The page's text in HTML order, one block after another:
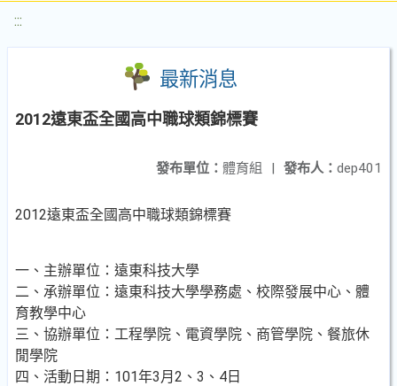
:::
最新消息
2012遠東盃全國高中職球類錦標賽
發布人： dep401
發布單位： 體育組 |
2012遠東盃全國高中職球類錦標賽
一、主辦單位：遠東科技大學
二、承辦單位：遠東科技大學學務處、校際發展中心、體
育教學中心
三、協辦單位：工程學院、電資學院、商管學院、餐旅休
閒學院
四、活動日期：101年3月2、3、4日